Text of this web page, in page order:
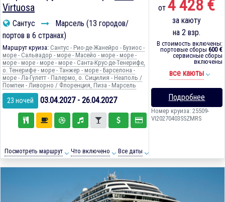
Virtuosa
Сантус
Марсель (13 городов/
портов в 6 странах)
Маршрут круиза: Сантус - Рио-де-Жанейро - Бузиос -
море - Сальвадор - море - Масейо - море - море -
море - море - море - море - Санта-Крус-де-Тенерифе,
о. Тенерифе - море - Танжер - море - Барселона -
море - Ла-Гулетт - Палермо, о. Сицилия - Неаполь /
Помпеи - Ливорно / Флоренция, Пиза - Марсель
23 ночей 03.04.2027 - 26.04.2027
Посмотреть маршрут Что включено Все даты
от4 428 €
за каюту
на 2 взр.
В стоимость включены:
портовые сборы 600 €
сервисные сборы
включены
все каюты
Подробнее
Номер круиза: 25509-
VI20270403SSZMRS